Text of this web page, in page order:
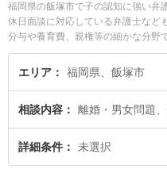
福岡県の飯塚市で子の認知に強い弁
休日面談に対応している弁護士など
分与や養育費、親権等の細かな分野
島法律事務所の椛島 雅人弁護士の
注目されています。『飯塚市で土日
護士に相談予約したい』などでお困
エリア 福岡県、飯塚市
相談内容 離婚・男女問題
詳細条件 未選択